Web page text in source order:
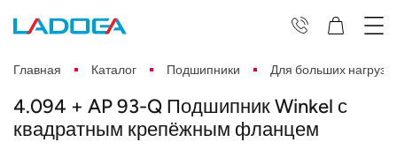
Главная Каталог Подшипники Для больших нагрузок
4.094 + AP 93-Q Подшипник Winkel с
квадратным крепёжным фланцем